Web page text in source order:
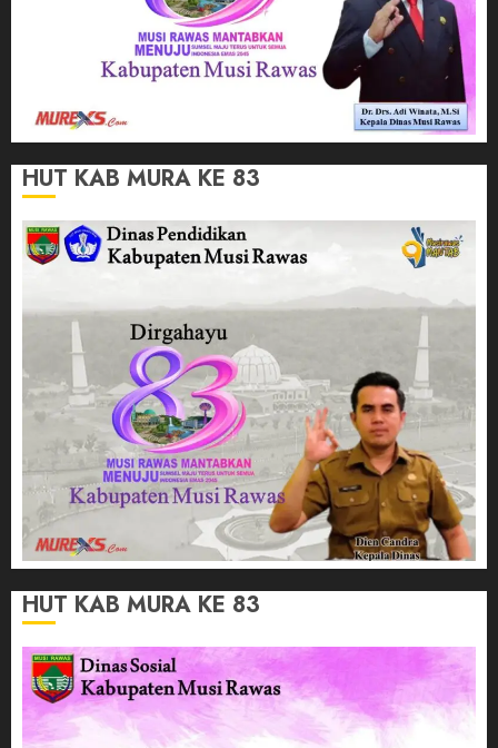
HUT KAB MURA KE 83
HUT KAB MURA KE 83